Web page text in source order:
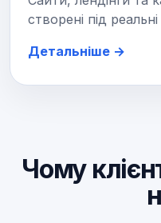
створені під
Детальніше →
Чому